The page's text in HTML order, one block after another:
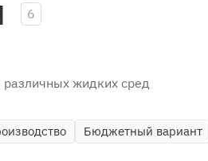
6
жидких сред
Бюджетный вариант